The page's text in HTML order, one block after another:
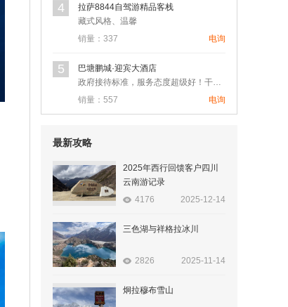
4
拉萨8844自驾游精品客栈
藏式风格、温馨
销量：337
电询
5
巴塘鹏城·迎宾大酒店
政府接待标准，服务态度超级好！干净卫生！在大城市也很难遇到这…
销量：557
电询
最新攻略
2025年西行回馈客户四川
云南游记录
4176
2025-12-14
三色湖与祥格拉冰川
2826 2025-11-14
炯拉穆布雪山